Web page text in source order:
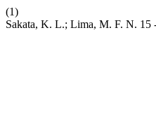
(1)
Sakata, K. L.; Lima, M. F. N.